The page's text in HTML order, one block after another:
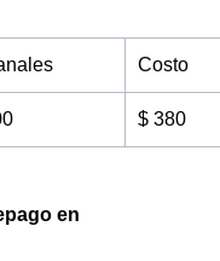
Costo
$ 380
en